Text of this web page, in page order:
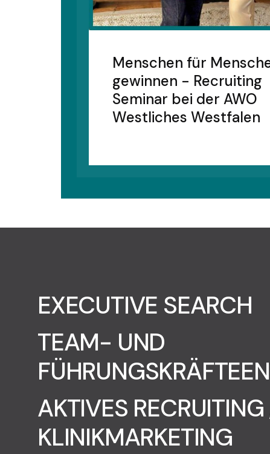
Menschen für
gewinnen - Recruiting
Seminar bei der AWO
Westliches Westfalen
EXECUTIVE SEARCH
TEAM- UND
AKTIVES
KLINIKMARKETING